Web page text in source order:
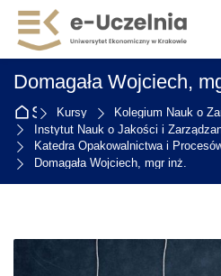
Skip to navigation
Skip to login form
Przejdź do głównej zawartości
Skip to accessibility options
Skip to footer
Skip accessibility options
Domagała Wojciech,
Strona główna
Kursy
Kolegium Nauk o
Instytut Nauk o Jakości i
Katedra Opakowalnictwa i
Domagała Wojciech, mgr inż.